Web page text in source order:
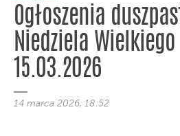
Ogłoszenia
Niedziela
15.03.2026
14 marca 2026, 18:52